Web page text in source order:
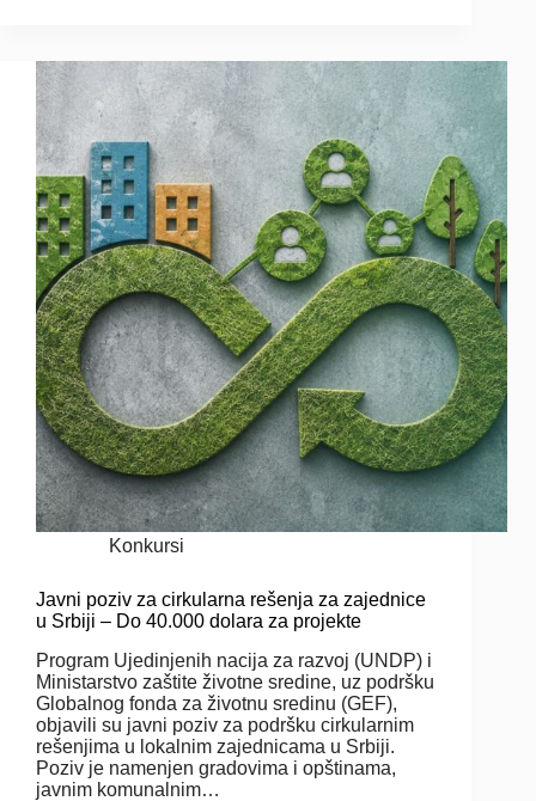
Konkursi
Javni poziv za cirkularna rešenja za zajednice
u Srbiji – Do 40.000 dolara za projekte
Program Ujedinjenih nacija za razvoj (UNDP) i
Ministarstvo zaštite životne sredine, uz podršku
Globalnog fonda za životnu sredinu (GEF),
objavili su javni poziv za podršku cirkularnim
rešenjima u lokalnim zajednicama u Srbiji.
Poziv je namenjen gradovima i opštinama,
javnim komunalnim…